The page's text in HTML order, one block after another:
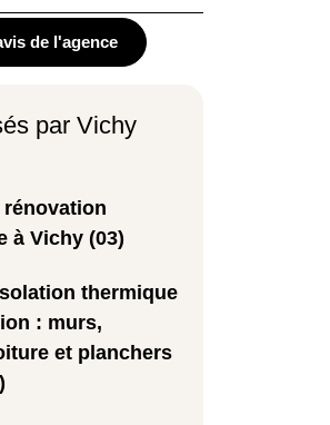
de l'agence
par Vichy
rénovation
à Vichy (03)
thermique
: murs,
et planchers